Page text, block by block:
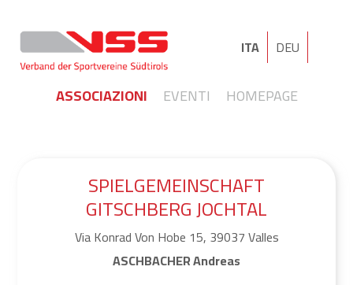
ITA DEU
ASSOCIAZIONI EVENTI HOMEPAGE
SPIELGEMEINSCHAFT
GITSCHBERG JOCHTAL
Via Konrad Von Hobe 15, 39037 Valles
ASCHBACHER Andreas